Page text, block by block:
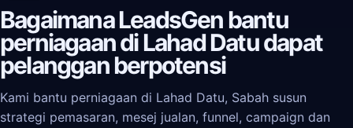
Bagaimana LeadsGen bantu
perniagaan di Lahad Datu dapat
pelanggan berpotensi
Kami bantu perniagaan di Lahad Datu, Sabah susun
strategi pemasaran, mesej jualan, funnel, campaign dan